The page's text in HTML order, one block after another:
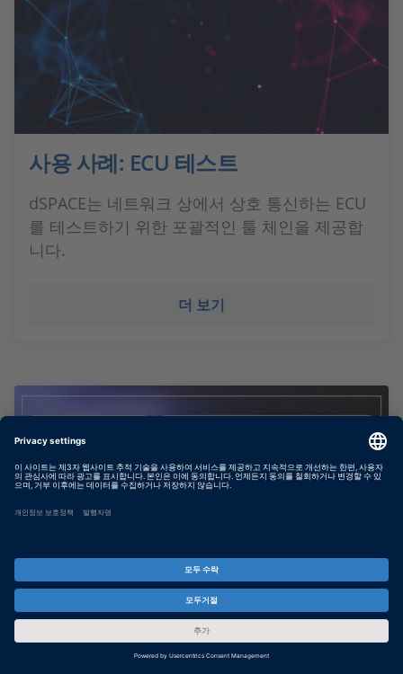
사용 사례: ECU 테스트
dSPACE는 네트워크 상에서 상호 통신하는 ECU
를 테스트하기 위한 포괄적인 툴 체인을 제공합
니다.
더 보기
사용 사례: ECU 테스트, 분석 및 모니
터링